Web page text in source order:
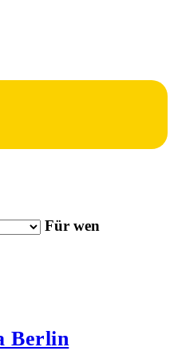
Für wen
Berlin